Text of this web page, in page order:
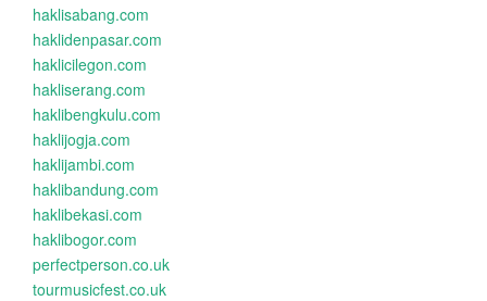
haklisabang.com
haklidenpasar.com
haklicilegon.com
hakliserang.com
haklibengkulu.com
haklijogja.com
haklijambi.com
haklibandung.com
haklibekasi.com
haklibogor.com
perfectperson.co.uk
tourmusicfest.co.uk